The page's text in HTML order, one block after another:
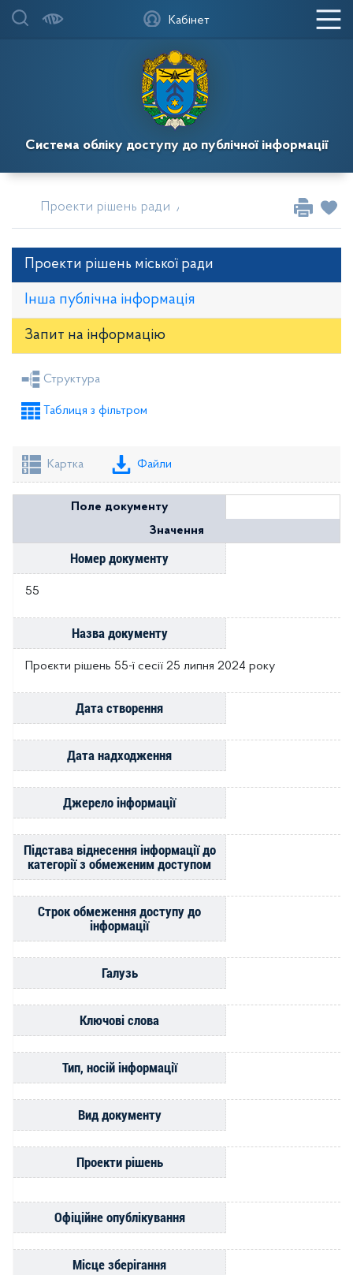
Система обліку доступу до публічної інформації
Кабінет
Проекти рішень ради Проєкти рішень сесії
Проекти рішень міської ради
Інша публічна інформація
Запит на iнформацію
Рішення міської ради
Розпорядження голови
Структура
Таблиця з фільтром
Картка Файли
Поле документу
Значення
Номер документу
55
Назва документу
Проєкти рішень 55-ї сесії 25 липня 2024 року
Дата створення
Дата надходження
Джерело інформації
Підстава віднесення інформації до
категорії з обмеженим доступом
Строк обмеження доступу до
інформації
Галузь
Ключові слова
Тип, носій інформації
Вид документу
Проекти рішень
Офіційне опублікування
Місце зберігання